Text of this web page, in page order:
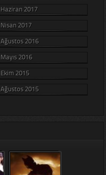
Haziran 2017
Nisan 2017
Ağustos 2016
Mayıs 2016
Ekim 2015
Ağustos 2015